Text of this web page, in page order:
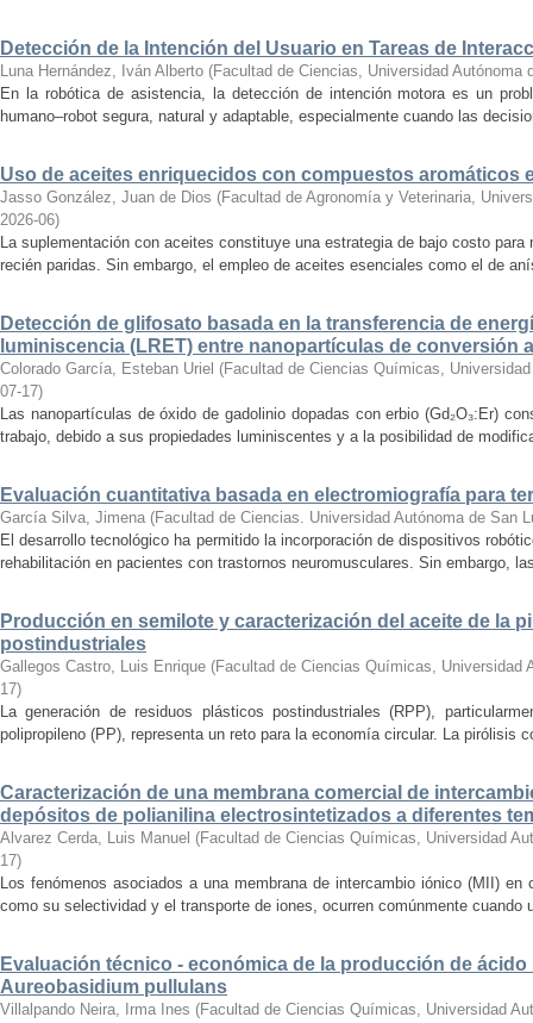
Detección de la Intención del Usuario en Tareas de
Luna Hernández, Iván Alberto (Facultad de Ciencias, Universidad Autónoma
En la robótica de asistencia, la detección de intención motora es un
humano–robot segura, natural y adaptable, especialmente cuando las
Uso de aceites enriquecidos con compuestos aromáticos
Jasso González, Juan de Dios (Facultad de Agronomía y Veterinaria,
2026-06)
La suplementación con aceites constituye una estrategia de bajo costo
recién paridas. Sin embargo, el empleo de aceites esenciales como el de
Detección de glifosato basada en la transferencia de
luminiscencia (LRET) entre nanopartículas de conversión
Colorado García, Esteban Uriel (Facultad de Ciencias Químicas,
07-17)
Las nanopartículas de óxido de gadolinio dopadas con erbio (Gd₂O₃:Er)
trabajo, debido a sus propiedades luminiscentes y a la posibilidad de
Evaluación cuantitativa basada en electromiografía para
García Silva, Jimena (Facultad de Ciencias. Universidad Autónoma de San
El desarrollo tecnológico ha permitido la incorporación de dispositivos
rehabilitación en pacientes con trastornos neuromusculares. Sin embargo,
Producción en semilote y caracterización del aceite de la
postindustriales
Gallegos Castro, Luis Enrique (Facultad de Ciencias Químicas, Universidad
17)
La generación de residuos plásticos postindustriales (RPP),
polipropileno (PP), representa un reto para la economía circular. La pirólisis
Caracterización de una membrana comercial de
depósitos de polianilina electrosintetizados a diferentes
Alvarez Cerda, Luis Manuel (Facultad de Ciencias Químicas, Universidad
17)
Los fenómenos asociados a una membrana de intercambio iónico (MII)
como su selectividad y el transporte de iones, ocurren comúnmente cuando
Evaluación técnico - económica de la producción de
Aureobasidium pullulans
Villalpando Neira, Irma Ines (Facultad de Ciencias Químicas, Universidad